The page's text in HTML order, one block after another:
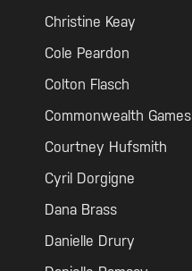
Christine Keay
Cole Peardon
Colton Flasch
Commonwealth Games
Courtney Hufsmith
Cyril Dorgigne
Dana Brass
Danielle Drury